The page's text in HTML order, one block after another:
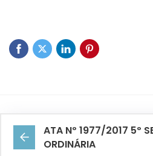
ATA Nº 1977/2017 5º
ORDINÁRIA